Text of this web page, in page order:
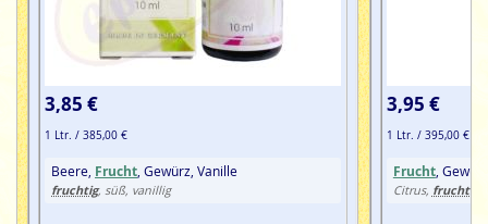
3,85 €
1 Ltr. / 385,00 €
Beere, Frucht , Gewürz, Vanille
fruchtig, süß, vanillig
3,95 €
1 Ltr. / 395,00 €
Frucht,
Citrus, fruchtig